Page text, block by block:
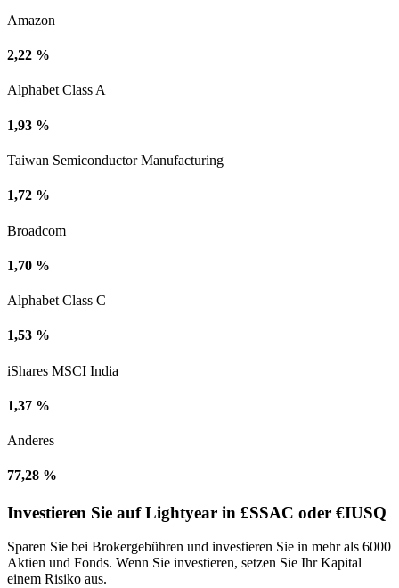
Amazon
2,22 %
Alphabet Class A
1,93 %
Taiwan Semiconductor Manufacturing
1,72 %
Broadcom
1,70 %
Alphabet Class C
1,53 %
iShares MSCI India
1,37 %
Anderes
77,28 %
Investieren Sie auf Lightyear in £SSAC oder €IUSQ
Sparen Sie bei Brokergebühren und investieren Sie in mehr als 6000
Aktien und Fonds. Wenn Sie investieren, setzen Sie Ihr Kapital
einem Risiko aus.